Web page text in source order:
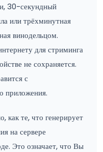
30-секундный
или трёхминутная
винодельцом.
для стриминга
не сохраняется.
с
приложения.
как те, что генерирует
на сервере
Это означает, что Вы